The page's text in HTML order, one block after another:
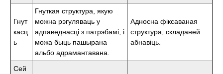
Гнут
касц
ь
Гнуткая структура, якую
можна рэгуляваць у
адпаведнасці з патрэбамі, і
можа быць пашырана
альбо адрамантавана.
Адносна фіксаваная
структура, складаней
абнавіць.
Сей